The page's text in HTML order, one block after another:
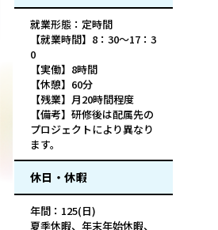
就業形態：定時間
【就業時間】8：30～17：3
0
【実働】8時間
【休憩】60分
【残業】月20時間程度
【備考】研修後は配属先の
プロジェクトにより異なり
ます。
休日・休暇
年間：125(日)
夏季休暇、年末年始休暇、